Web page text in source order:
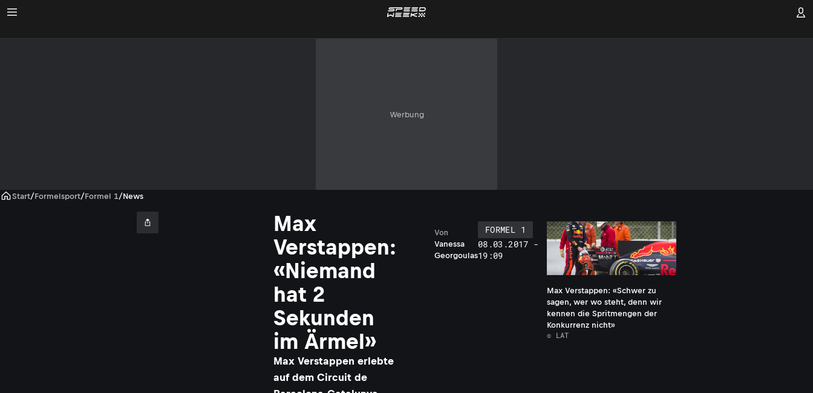
Werbung
Start/Formelsport/Formel 1/News
Max
Verstappen:
«Niemand
hat 2
Sekunden
im Ärmel»
Max Verstappen erlebte
auf dem Circuit de
Vanessa
Georgoulas
Von
FORMEL 1
08.03.2017 -
19:09
Max Verstappen: «Schwer zu
sagen, wer wo steht, denn wir
kennen die Spritmengen der
Konkurrenz nicht»
© LAT